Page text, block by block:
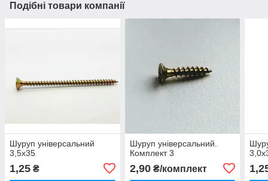
Подібні товари компанії
Шуруп універсальний
3,5х35
1,25 ₴
Шуруп універсальний.
Комплект 3
2,90₴/комплект